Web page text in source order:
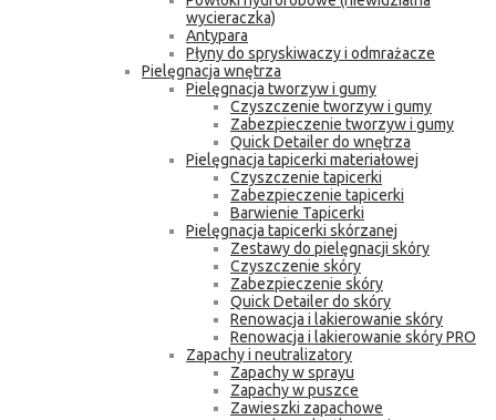
wycieraczka)
Antypara
Płyny do spryskiwaczy i odmrażacze
Pielęgnacja wnętrza
Pielęgnacja tworzyw i gumy
Czyszczenie tworzyw i gumy
Zabezpieczenie tworzyw i gumy
Quick Detailer do wnętrza
Pielęgnacja tapicerki materiałowej
Czyszczenie tapicerki
Zabezpieczenie tapicerki
Barwienie Tapicerki
Pielęgnacja tapicerki skórzanej
Zestawy do pielęgnacji skóry
Czyszczenie skóry
Zabezpieczenie skóry
Quick Detailer do skóry
Renowacja i lakierowanie skóry
Renowacja i lakierowanie skóry PRO
Zapachy i neutralizatory
Zapachy w sprayu
Zapachy w puszce
Zawieszki zapachowe